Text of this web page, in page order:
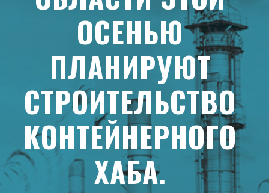
ОСЕНЬЮ
ПЛАНИРУЮТ
СТРОИТЕЛЬСТВО
КОНТЕЙНЕРНОГО
ХАБА.